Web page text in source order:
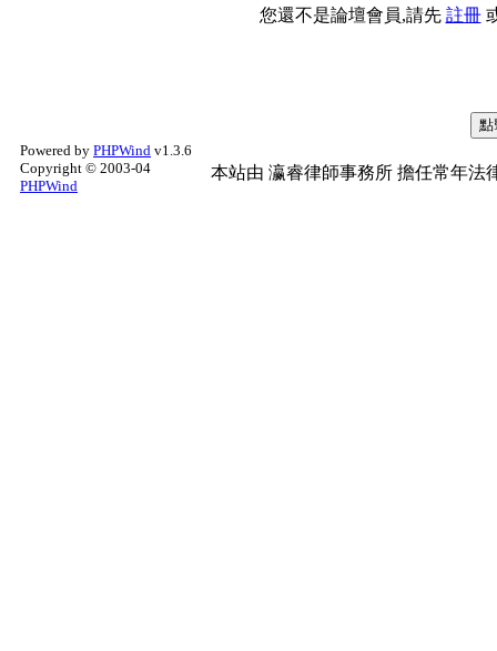
您還不是論壇會員,請先 註冊
Powered by PHPWind v1.3.6
Copyright © 2003-04
PHPWind
本站由 瀛睿律師事務所 擔任常年法